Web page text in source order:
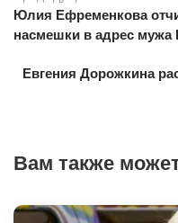
Юлия Ефременкова
насмешки в адрес мужа
Евгения Дорожкина
Вам также